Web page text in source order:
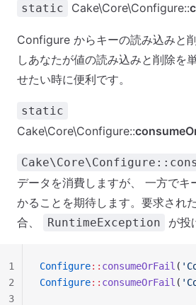
static Cake\Core\Configure::
Configure からキーの読み込みと
しあなたが値の読み込みと削除を
せたい時に便利です。
static
Cake\Core\Configure::
データを消費しますが、 一方でキ
かることを期待します。要求され
合、
RuntimeException が投
Configure:: consumeOrFail (
Configure:: consumeOrFail (
1
2
3